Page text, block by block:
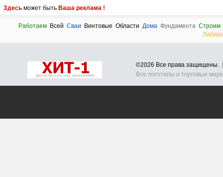
Здесь может быть Ваша реклама !
Работаем Всей Сваи Винтовые Области Дома Фундамента Строим
©2026 Все права защищены.
Все логотипы и торговые